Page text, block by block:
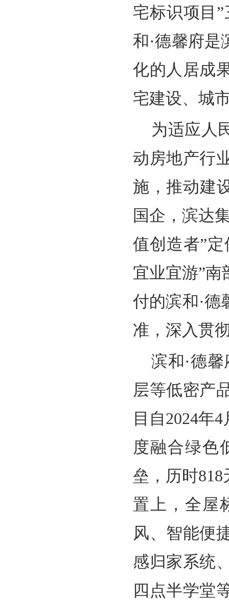
宅标识项目
和·德馨府
化的人居成
宅建设、城
为适应人
动房地产行
施，推动建
国企，滨达
值创造者”
宜业宜游”
付的滨和·
准，深入贯
滨和·德
层等低密产
目自2024年
度融合绿色
垒，历时
置上，全屋
风、智能便
感归家系统
四点半学堂